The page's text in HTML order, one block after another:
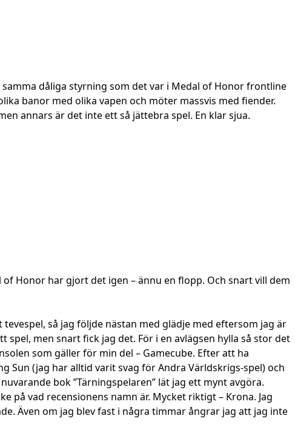
dåliga styrning som det var i Medal of Honor frontline
banor med olika vapen och möter massvis med fiender.
annars är det inte ett så jättebra spel. En klar sjua.
Honor har gjort det igen – ännu en flopp. Och snart vill dem
så jag följde nästan med glädje med eftersom jag är
men snart fick jag det. För i en avlägsen hylla så stor det
som gäller för min del – Gamecube. Efter att ha
Sun (jag har alltid varit svag för Andra Världskrigs-spel) och
bok ”Tärningspelaren” lät jag ett mynt avgöra.
på vad recensionens namn är. Mycket riktigt – Krona. Jag
Även om jag blev fast i några timmar ångrar jag att jag inte